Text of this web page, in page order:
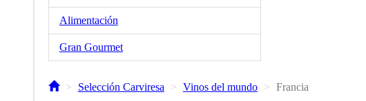
Alimentación
Gran Gourmet
Selección Carviresa Vinos del mundo Francia